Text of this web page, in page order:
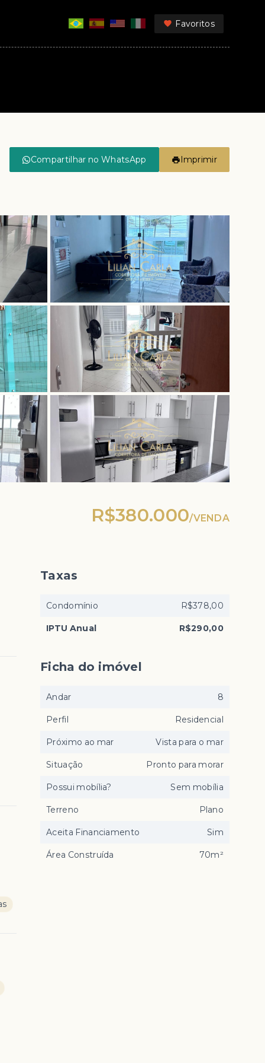
Favoritos
Compartilhar no WhatsApp Imprimir
R$380.000/VENDA
Taxas
Condomínio R$378,00
IPTU Anual R$290,00
Ficha do imóvel
Andar 8
Perfil Residencial
Próximo ao mar Vista para o mar
Situação Pronto para morar
Possui mobília? Sem mobília
Terreno Plano
Aceita Financiamento Sim
Área Construída 70m²